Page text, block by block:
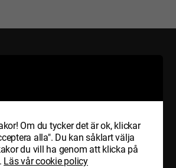
avfall och farligt avfall
Om du tycker det är ok, klickar
alla". Du kan såklart välja
du vill ha genom att klicka på
Läs vår cookie policy